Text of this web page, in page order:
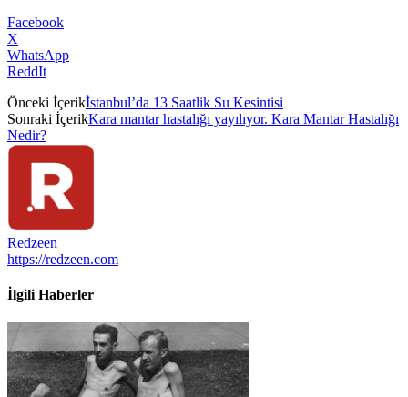
Facebook
X
WhatsApp
ReddIt
Önceki İçerikİstanbul’da 13 Saatlik Su Kesintisi
Sonraki İçerikKara mantar hastalığı yayılıyor. Kara Mantar Hastalığı
Nedir?
Redzeen
https://redzeen.com
İlgili Haberler